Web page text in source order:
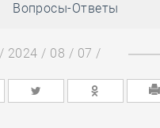
12
01
27
Вопросы-Ответы
/ 2024 / 08 / 07 /